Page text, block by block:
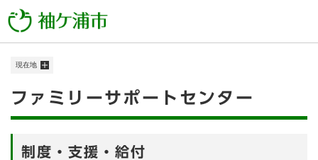
ー
メニューを飛ばして本文へ
現在地
本
ファミリーサポートセンター
制度・支援・給付